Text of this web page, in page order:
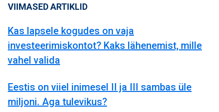
VIIMASED ARTIKLID
Kas lapsele kogudes on vaja
investeerimiskontot? Kaks lähenemist, mille
vahel valida
Eestis on viiel inimesel II ja III sambas üle
miljoni. Aga tulevikus?